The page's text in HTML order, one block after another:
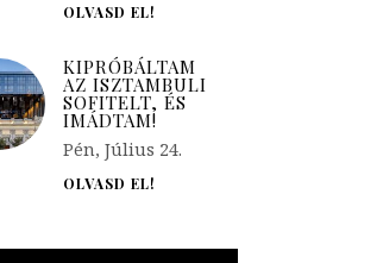
OLVASD EL!
KIPRÓBÁLTAM
AZ ISZTAMBULI
SOFITELT, ÉS
IMÁDTAM!
Pén, Július 24.
OLVASD EL!